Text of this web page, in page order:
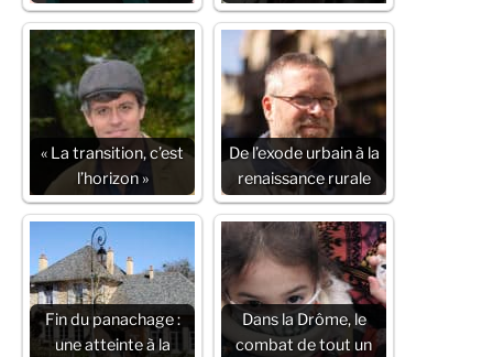
« La transition, c’est
l’horizon »
De l’exode urbain à la
renaissance rurale
Fin du panachage :
une atteinte à la
Dans la Drôme, le
combat de tout un